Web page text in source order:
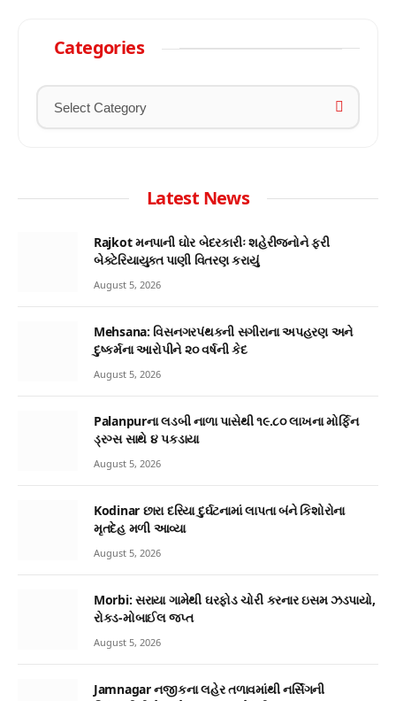
Categories
Latest News
Rajkot મનપાની ઘોર બેદરકારીઃ શહેરીજનોને ફરી
બેક્ટેરિયાયુક્ત પાણી વિતરણ કરાયું
August 5, 2026
Mehsana: વિસનગરપંથકની સગીરાના અપહરણ અને
દુષ્કર્મના આરોપીને ૨૦ વર્ષની કેદ
August 5, 2026
Palanpurના લડબી નાળા પાસેથી ૧૯.૮૦ લાખના મોર્ફિન
ડ્રગ્સ સાથે ૪ પકડાયા
August 5, 2026
Kodinar છારા દરિયા દુર્ઘટનામાં લાપતા બંને કિશોરોના
મૃતદેહ મળી આવ્યા
August 5, 2026
Morbi: સરાયા ગામેથી ઘરફોડ ચોરી કરનાર ઇસમ ઝડપાયો,
રોકડ-મોબાઈલ જપ્ત
August 5, 2026
Jamnagar નજીકના લહેર તળાવમાંથી નર્સિંગની